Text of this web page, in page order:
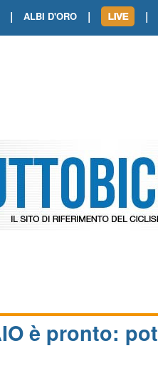
| ALBI D'ORO |
TOUR DE
TOUR DE
|
è pronto: